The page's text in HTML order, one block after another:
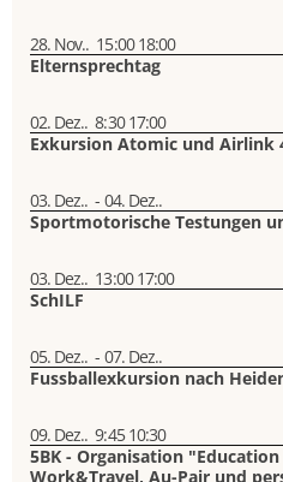
28. Nov.. 15:0018:00
Elternsprechtag
02. Dez.. 8:3017:00
Exkursion Atomic und Airlink
03. Dez.. - 04. Dez..
Sportmotorische Testungen
03. Dez.. 13:0017:00
SchILF
05. Dez.. - 07. Dez..
Fussballexkursion nach
09. Dez.. 9:4510:30
5BK - Organisation
Work&Travel, Au-Pair und